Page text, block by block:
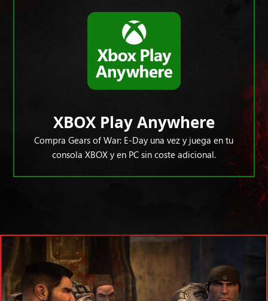
XBOX Play Anywhere
Compra Gears of War: E-Day una vez y juega en tu
consola XBOX y en PC sin coste adicional.